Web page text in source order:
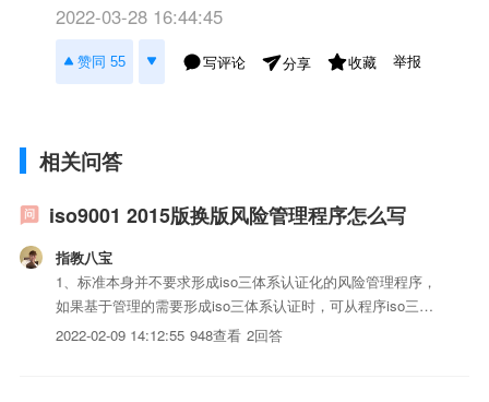
2022-03-28 16:44:45
赞同 55 写评论 分享 收藏 举报
相关问答
iso9001 2015版换版风险管理程序怎么写
指教八宝
1、标准本身并不要求形成iso三体系认证化的风险管理程序，
如果基于管理的需要形成iso三体系认证时，可从程序iso三体
系认证的基本要素及风险管理的过程特点进行参考编写。2、
2022-02-09 14:12:55 948查看 2回答